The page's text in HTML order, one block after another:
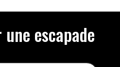
escapade